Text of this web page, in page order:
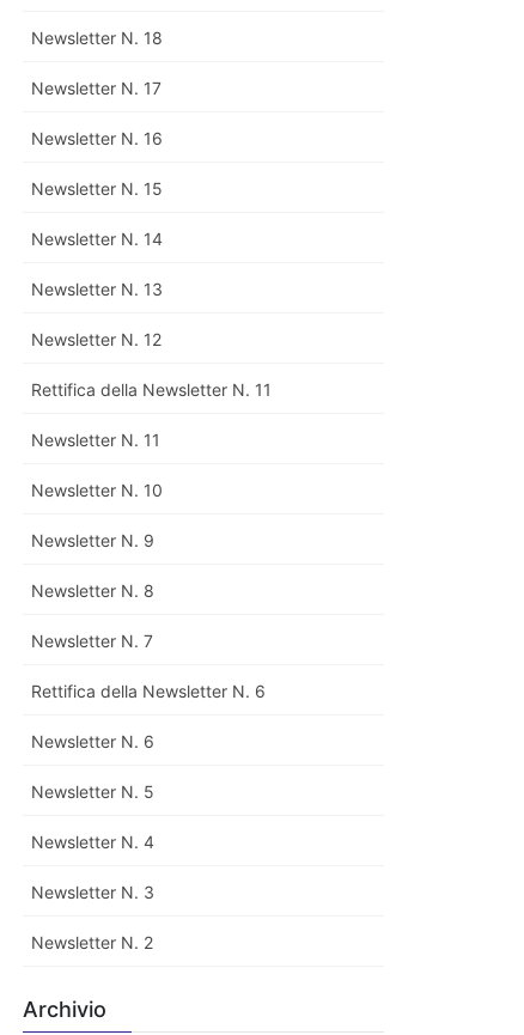
Newsletter N. 18
Newsletter N. 17
Newsletter N. 16
Newsletter N. 15
Newsletter N. 14
Newsletter N. 13
Newsletter N. 12
Rettifica della Newsletter N. 11
Newsletter N. 11
Newsletter N. 10
Newsletter N. 9
Newsletter N. 8
Newsletter N. 7
Rettifica della Newsletter N. 6
Newsletter N. 6
Newsletter N. 5
Newsletter N. 4
Newsletter N. 3
Newsletter N. 2
Archivio